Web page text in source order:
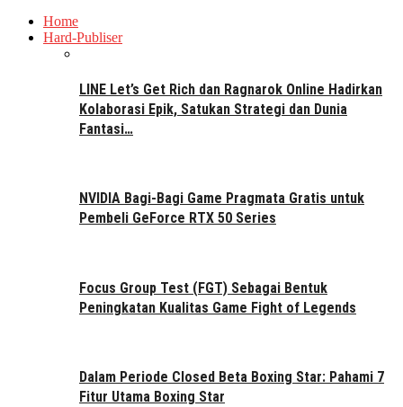
Home
Hard-Publiser
LINE Let’s Get Rich dan Ragnarok Online Hadirkan
Kolaborasi Epik, Satukan Strategi dan Dunia
Fantasi…
NVIDIA Bagi-Bagi Game Pragmata Gratis untuk
Pembeli GeForce RTX 50 Series
Focus Group Test (FGT) Sebagai Bentuk
Peningkatan Kualitas Game Fight of Legends
Dalam Periode Closed Beta Boxing Star: Pahami 7
Fitur Utama Boxing Star